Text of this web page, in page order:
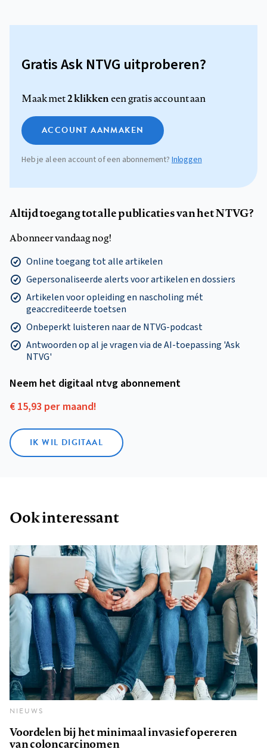
Gratis Ask NTVG uitproberen?
Maak met2 klikkeneen gratis account aan
ACCOUNT AANMAKEN
Heb je al een account of een abonnement? Inloggen
Altijd toegang tot alle publicaties van het NTVG?
Abonneer vandaag nog!
Online toegang tot alle artikelen
Gepersonaliseerde alerts voor artikelen en dossiers
Artikelen voor opleiding en nascholing mét
geaccrediteerde toetsen
Onbeperkt luisteren naar de NTVG-podcast
Antwoorden op al je vragen via de AI-toepassing 'Ask
NTVG'
Neem het digitaal ntvg abonnement
€ 15,93 per maand!
IK WIL DIGITAAL
Ook interessant
NIEUWS
Voordelen bij het minimaal invasief opereren
van coloncarcinomen